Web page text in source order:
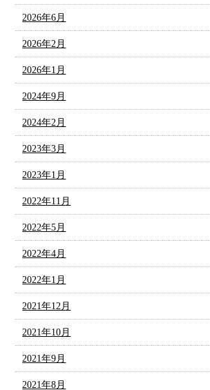
2026年6月
2026年2月
2026年1月
2024年9月
2024年2月
2023年3月
2023年1月
2022年11月
2022年5月
2022年4月
2022年1月
2021年12月
2021年10月
2021年9月
2021年8月